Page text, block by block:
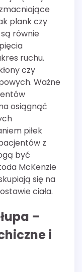
plank czy
równie
ruchu.
czy
Ważne
osiągnąć
piłek
z
być
McKenzie
się na
ciała.
–
i